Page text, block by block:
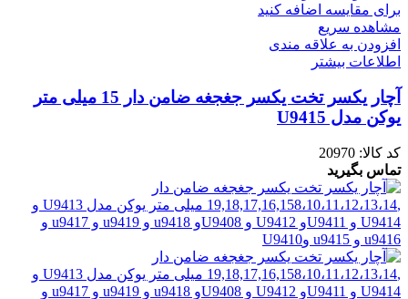
برای مقایسه اضافه کنید
مشاهده سریع
افزودن به علاقه مندی
اطلاعات بیشتر
آچار یکسر تخت یکسر جغجغه ضامن دار 15 میلی متر
یوکن مدل U9415
کد کالا: 20970
تماس بگیرید